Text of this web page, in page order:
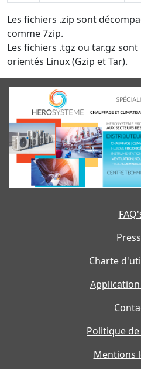
Les fichiers .zip sont
comme 7zip.
Les fichiers .tgz ou tar.gz
orientés Linux (Gzip et Tar).
Charte
Politique
Mentions